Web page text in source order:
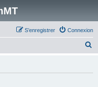
Connexion
S’enregistrer